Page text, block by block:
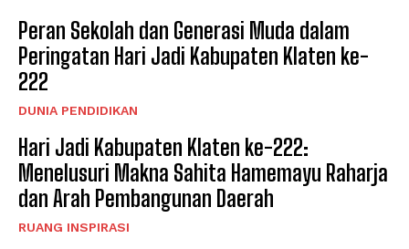
Peran Sekolah dan Generasi Muda dalam
Peringatan Hari Jadi Kabupaten Klaten ke-
222
DUNIA PENDIDIKAN
Hari Jadi Kabupaten Klaten ke-222:
Menelusuri Makna Sahita Hamemayu Raharja
dan Arah Pembangunan Daerah
RUANG INSPIRASI